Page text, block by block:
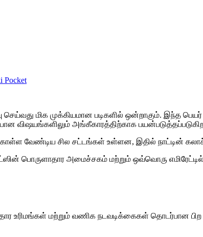
Pocket
மிக முக்கியமான படிகளில் ஒன்றாகும். இந்த
விஷயங்களிலும் அங்கீகாரத்திற்காக
கொள்ள வேண்டிய சில சட்டங்கள் உள்ளன, இதில் நாட்டின்
பொருளாதார அமைச்சகம் மற்றும் ஒவ்வொரு
உரிமங்கள் மற்றும் வணிக நடவடிக்கைகள் தொடர்பான